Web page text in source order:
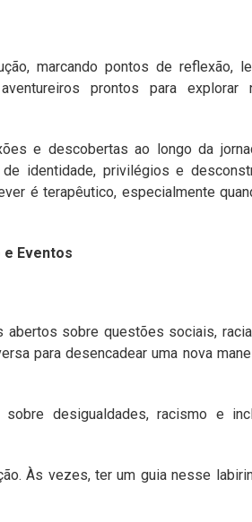
marcando pontos de reflexão,
prontos para explorar
e descobertas ao longo da
identidade, privilégios e
é terapêutico, especialmente
Eventos
abertos sobre questões sociais,
para desencadear uma nova
desigualdades, racismo e
Às vezes, ter um guia nesse